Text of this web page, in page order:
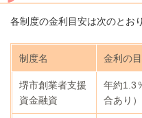
各制度の金利目安は次のとお
制度名 金利の
堺市創業者支援
資金融資
年約1.3
合あり）